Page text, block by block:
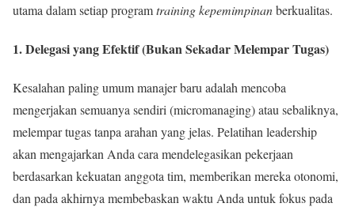
utama dalam setiap programtraining kepemimpinanberkualitas.
1. Delegasi yang Efektif (Bukan Sekadar Melempar Tugas)
Kesalahan paling umum manajer baru adalah mencoba
mengerjakan semuanya sendiri (micromanaging) atau sebaliknya,
melempar tugas tanpa arahan yang jelas. Pelatihan leadership
akan mengajarkan Anda cara mendelegasikan pekerjaan
berdasarkan kekuatan anggota tim, memberikan mereka otonomi,
dan pada akhirnya membebaskan waktu Anda untuk fokus pada